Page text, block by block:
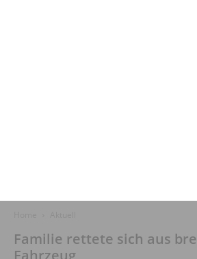
Familie rettete sich aus
Fahrzeug